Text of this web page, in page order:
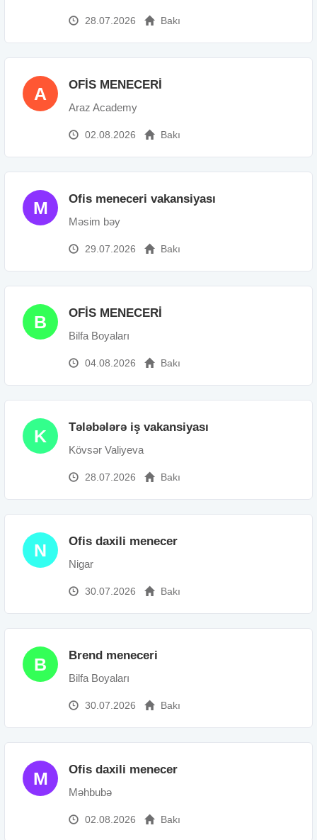
28.07.2026 Bakı
A OFİS MENECERİ
Araz Academy
02.08.2026 Bakı
M Ofis meneceri vakansiyası
Məsim bəy
29.07.2026 Bakı
B OFİS MENECERİ
Bilfa Boyaları
04.08.2026 Bakı
K Tələbələrə iş vakansiyası
Kövsər Valiyeva
28.07.2026 Bakı
N Ofis daxili menecer
Nigar
30.07.2026 Bakı
B Brend meneceri
Bilfa Boyaları
30.07.2026 Bakı
M Ofis daxili menecer
Məhbubə
02.08.2026 Bakı